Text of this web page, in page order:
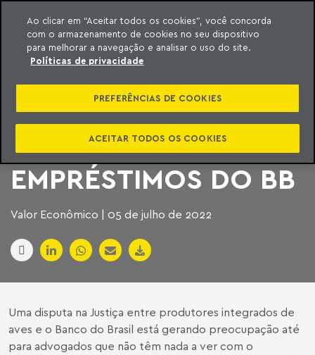
o conteúdo
Machado Meyer
EM MT, INTEGRADOS
QUESTIONAM
CRITÉRIOS DE
EMPRÉSTIMOS DO BB
Valor Econômico | 05 de julho de 2022
Uma disputa na Justiça entre produtores integrados de
aves e o Banco do Brasil está gerando preocupação até
para advogados que não têm nada a ver com o
Ao clicar em “Aceitar todos os cookies”, você concorda
com o armazenamento de cookies no seu dispositivo
para melhorar a navegação e analisar o uso do site.
Políticas de privacidade
PREFERÊNCIAS DE COOKIES
ACEITAR TODOS OS COOKIES